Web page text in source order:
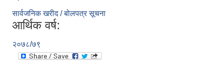
सार्वजनिक खरीद / बोलपत्र सूचना
आर्थिक वर्ष:
२०७८/७९